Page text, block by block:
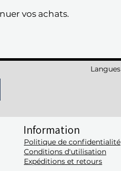
vos achats.
Langues
Information
Politique de confidentialité
Conditions d'utilisation
​Expéditions et retours